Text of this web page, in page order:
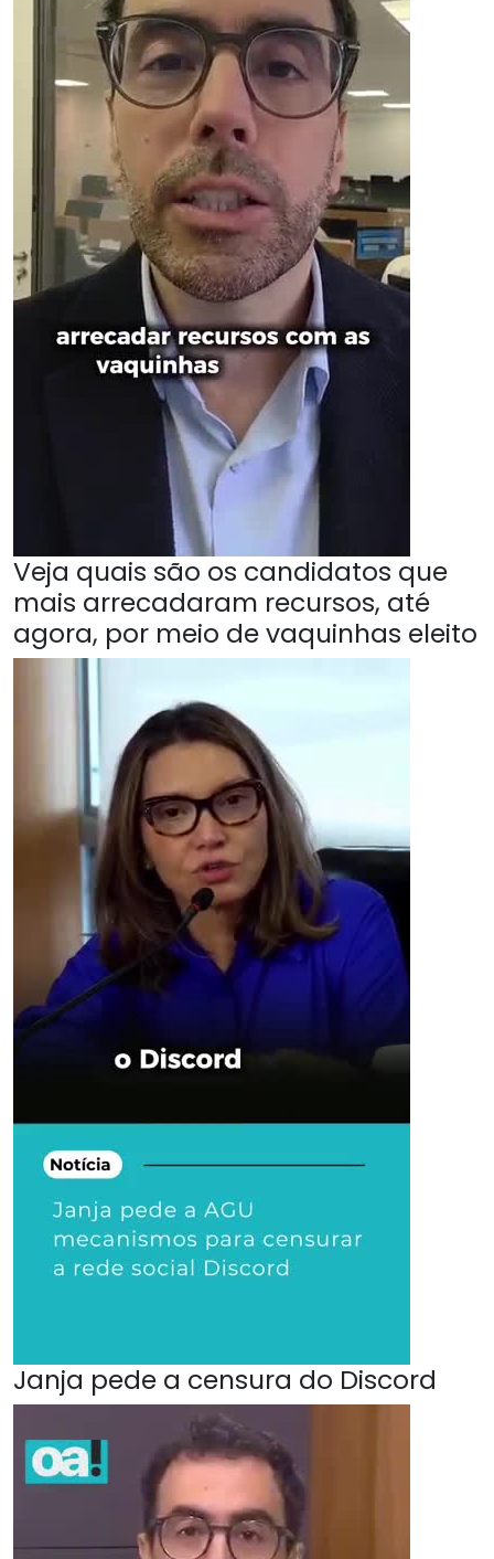
Veja quais são os candidatos que
mais arrecadaram recursos, até
agora, por meio de vaquinhas eleito
Janja pede a censura do Discord